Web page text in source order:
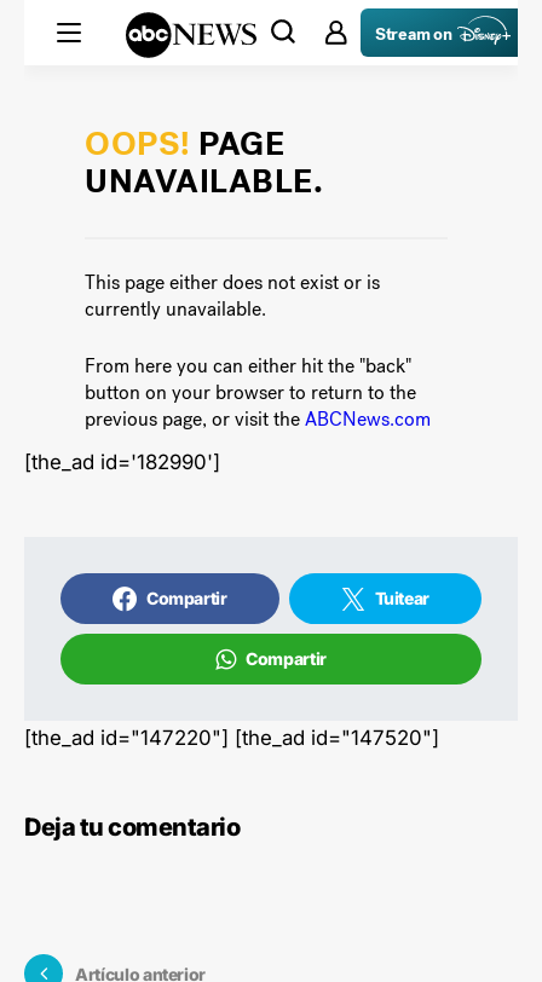
[the_ad id='182990']
Compartir Tuitear
Compartir
[the_ad id="147220"] [the_ad id="147520"]
Deja tu comentario
Artículo anterior